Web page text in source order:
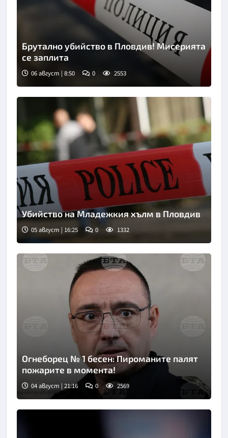
Снимка: goggle
Брутално убийство в Пловдив! Мисерията
се заплита
06 август | 8:50 0 2553
Убийство на Младежкия хълм в Пловдив
05 август | 16:25 0 1332
Огнеборец № 1 бесен: Пироманите палят
пожарите в момента!
04 август | 21:16 0 2569